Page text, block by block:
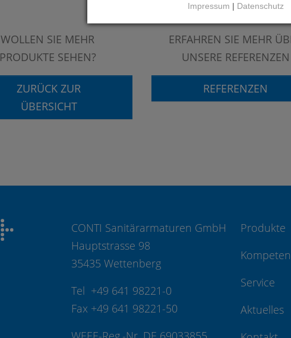
WOLLEN SIE MEHR
PRODUKTE SEHEN?
ZURÜCK ZUR
ÜBERSICHT
ERFAHREN SIE MEHR
UNSERE REFERENZEN
REFERENZEN
CONTI Sanitärarmaturen GmbH
Hauptstrasse 98
35435 Wettenberg
Tel +49 641 98221-0
Fax +49 641 98221-50
Produkte
Service
Aktuelles
Impressum | Datenschutz